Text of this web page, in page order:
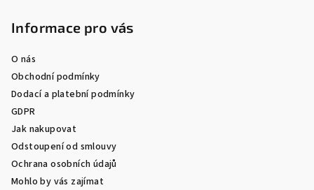
Informace pro vás
O nás
Obchodní podmínky
Dodací a platební podmínky
GDPR
Jak nakupovat
Odstoupení od smlouvy
Ochrana osobních údajů
Mohlo by vás zajímat